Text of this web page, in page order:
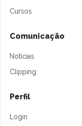
Cursos
Comunicação
Notícias
Clipping
Perfil
Login